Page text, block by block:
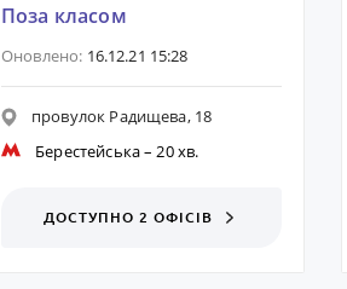
Поза класом
Оновлено: 16.12.21 15:28
провулок Радищева, 18
Берестейська– 20 хв.
ДОСТУПНО 2 ОФІСІВ